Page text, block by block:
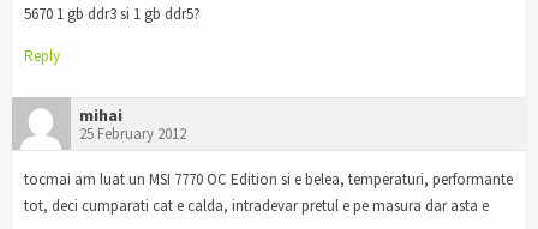
5670 1 gb ddr3 si 1 gb ddr5?
Reply
mihai
25 February 2012
tocmai am luat un MSI 7770 OC Edition si e belea, temperaturi, performante
tot, deci cumparati cat e calda, intradevar pretul e pe masura dar asta e